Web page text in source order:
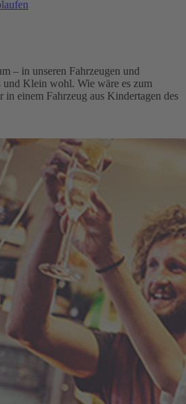
– in unseren Fahrzeugen und
Klein wohl. Wie wäre es zum
einem Fahrzeug aus Kindertagen des